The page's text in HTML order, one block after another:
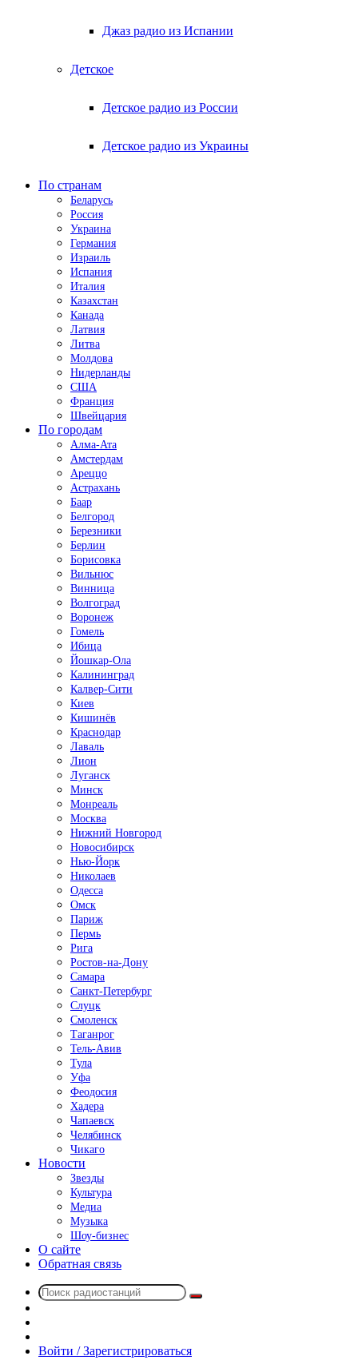
Джаз радио из Испании
Детское
Детское радио из России
Детское радио из Украины
По странам
Беларусь
Россия
Украина
Германия
Израиль
Испания
Италия
Казахстан
Канада
Латвия
Литва
Молдова
Нидерланды
США
Франция
Швейцария
По городам
Алма-Ата
Амстердам
Ареццо
Астрахань
Баар
Белгород
Березники
Берлин
Борисовка
Вильнюс
Винница
Волгоград
Воронеж
Гомель
Ибица
Йошкар-Ола
Калининград
Калвер-Сити
Киев
Кишинёв
Краснодар
Лаваль
Лион
Луганск
Минск
Монреаль
Москва
Нижний Новгород
Новосибирск
Нью-Йорк
Николаев
Одесса
Омск
Париж
Пермь
Рига
Ростов-на-Дону
Самара
Санкт-Петербург
Слуцк
Смоленск
Таганрог
Тель-Авив
Тула
Уфа
Феодосия
Хадера
Чапаевск
Челябинск
Чикаго
Новости
Звезды
Культура
Медиа
Музыка
Шоу-бизнес
О сайте
Обратная связь
Поиск
радио
Войти / Зарегистрироваться